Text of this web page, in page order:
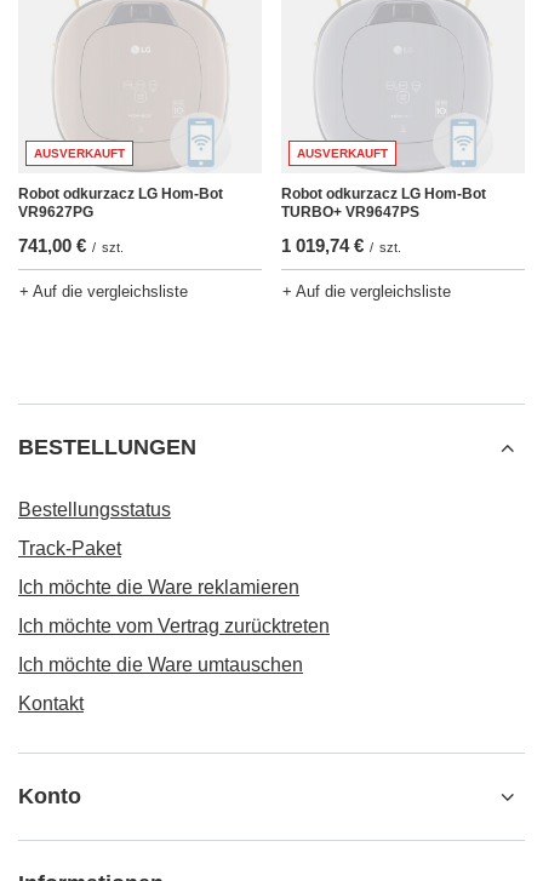
AUSVERKAUFT
Robot odkurzacz LG Hom-Bot
VR9627PG
741,00 € / szt.
+ Auf die vergleichsliste
AUSVERKAUFT
Robot odkurzacz LG Hom-Bot
TURBO+ VR9647PS
1 019,74 € / szt.
+ Auf die vergleichsliste
BESTELLUNGEN
Bestellungsstatus
Track-Paket
Ich möchte die Ware reklamieren
Ich möchte vom Vertrag zurücktreten
Ich möchte die Ware umtauschen
Kontakt
Konto